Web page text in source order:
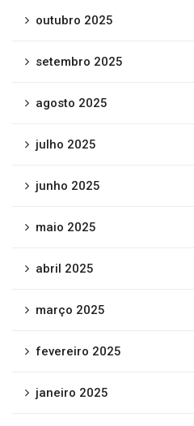
outubro 2025
setembro 2025
agosto 2025
julho 2025
junho 2025
maio 2025
abril 2025
março 2025
fevereiro 2025
janeiro 2025